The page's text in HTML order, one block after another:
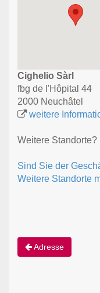
Cighelio Sàrl
fbg de l'Hôpital 44
2000 Neuchâtel
weitere
Weitere Standorte?
Sind Sie der
Weitere Standorte
Adresse